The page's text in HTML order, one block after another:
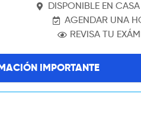
DISPONIBLE EN
AGENDAR UNA
REVISA TU
IMPORTANTE